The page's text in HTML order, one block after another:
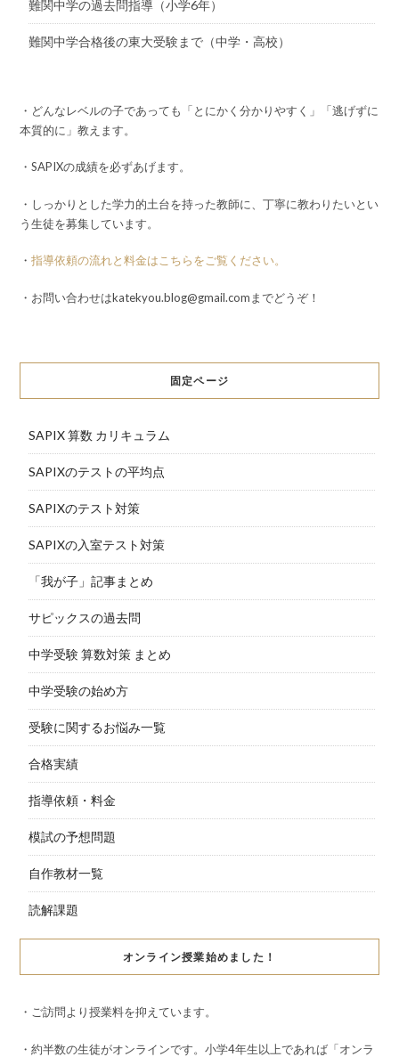
難関中学の過去問指導（小学6年）
難関中学合格後の東大受験まで（中学・高校）
・どんなレベルの子であっても「とにかく分かりやすく」「逃げずに
本質的に」教えます。
・SAPIXの成績を必ずあげます。
・しっかりとした学力的土台を持った教師に、丁寧に教わりたいとい
う生徒を募集しています。
・ 指導依頼の流れと料金はこちらをご覧ください。
・お問い合わせはkatekyou.blog@gmail.comまでどうぞ！
固定ページ
SAPIX 算数 カリキュラム
SAPIXのテストの平均点
SAPIXのテスト対策
SAPIXの入室テスト対策
「我が子」記事まとめ
サピックスの過去問
中学受験 算数対策 まとめ
中学受験の始め方
受験に関するお悩み一覧
合格実績
指導依頼・料金
模試の予想問題
自作教材一覧
読解課題
オンライン授業始めました！
・ご訪問より授業料を抑えています。
・約半数の生徒がオンラインです。小学4年生以上であれば「オンラ